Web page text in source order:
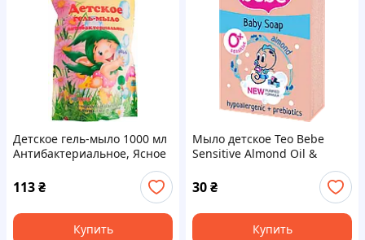
Детское гель-мыло 1000 мл
Антибактериальное, Ясное
113₴
Купить
Мыло детское Teo Bebe
Sensitive Almond Oil &
30₴
Купить